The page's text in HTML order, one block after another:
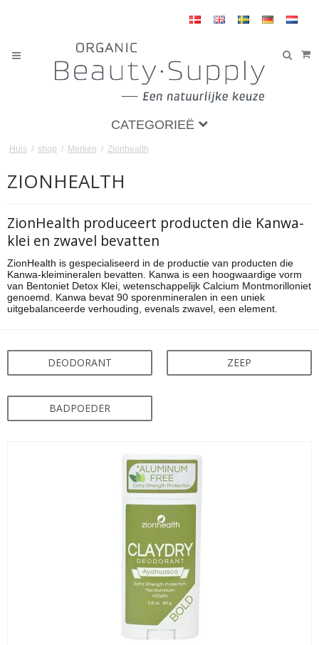
CATEGORIEË
Huis / shop / Merken / Zionhealth
ZIONHEALTH
ZionHealth produceert producten die Kanwa-
klei en zwavel bevatten
ZionHealth is gespecialiseerd in de productie van producten die
Kanwa-kleimineralen bevatten. Kanwa is een hoogwaardige vorm
van Bentoniet Detox Klei, wetenschappelijk Calcium Montmorilloniet
genoemd. Kanwa bevat 90 sporenmineralen in een uniek
uitgebalanceerde verhouding, evenals zwavel, een element.
DEODORANT ZEEP
BADPOEDER